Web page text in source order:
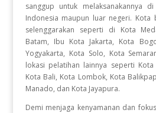
sanggup untuk melaksanakannya
Indonesia maupun luar negeri. Kota
selenggarakan seperti di Kota
Batam, Ibu Kota Jakarta, Kota
Yogyakarta, Kota Solo, Kota
lokasi pelatihan lainnya seperti Kota
Kota Bali, Kota Lombok, Kota
Manado, dan Kota Jayapura.
Demi menjaga kenyamanan dan